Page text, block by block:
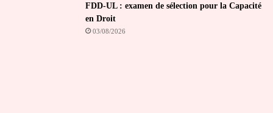
FDD-UL : examen de sélection pour la Capacité
en Droit
03/08/2026